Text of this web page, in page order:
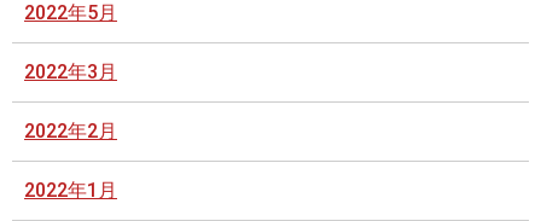
2022年5月
2022年3月
2022年2月
2022年1月